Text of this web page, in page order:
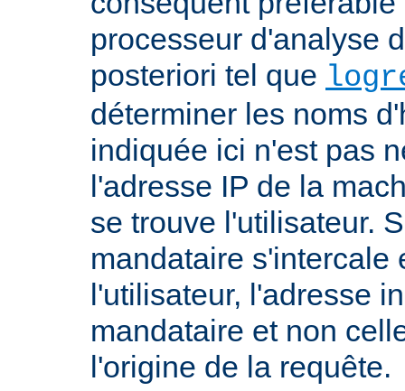
processeur d'analyse
posteriori tel que
déterminer les noms
indiquée ici n'est pas
l'adresse IP de la
se trouve l'utilisateur.
mandataire s'intercale
l'utilisateur, l'adresse
mandataire et non
l'origine de la requête.